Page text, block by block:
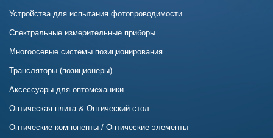
Устройства для испытания фотопроводимости
Спектральные измерительные приборы
Многоосевые системы позиционирования
Трансляторы (позиционеры)
Аксессуары для оптомеханики
Оптическая плита & Оптический стол
Оптические компоненты / Оптические элементы